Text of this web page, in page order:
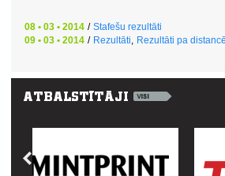
08 • 03 • 2014 / Stafešu rezultāti
09 • 03 • 2014 / Rezultāti, Rezultāti pa